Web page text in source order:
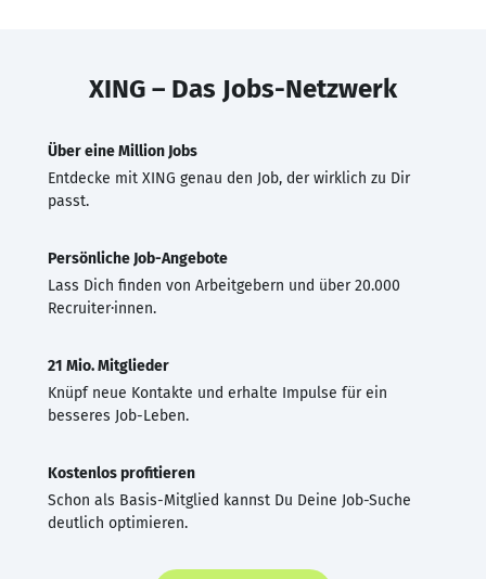
XING – Das Jobs-Netzwerk
Über eine Million Jobs
Entdecke mit XING genau den Job, der wirklich zu Dir
passt.
Persönliche Job-Angebote
Lass Dich finden von Arbeitgebern und über 20.000
Recruiter·innen.
21 Mio. Mitglieder
Knüpf neue Kontakte und erhalte Impulse für ein
besseres Job-Leben.
Kostenlos profitieren
Schon als Basis-Mitglied kannst Du Deine Job-Suche
deutlich optimieren.